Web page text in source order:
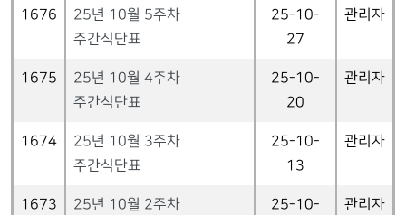
1676
25년 10월 5주차
주간식단표
25-10-
27
관리자
1675
25년 10월 4주차
주간식단표
25-10-
20
관리자
1674
25년 10월 3주차
주간식단표
25-10-
13
관리자
1673
25년 10월 2주차
25-10-
관리자